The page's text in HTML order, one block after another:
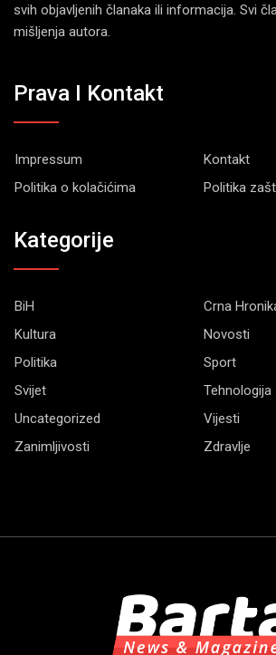
svih objavljenih članaka ili informacija. Svi
mišljenja autora.
Prava I Kontakt
Impressum
Kontakt
Politika o kolačićima
Politika
Kategorije
BiH
Crna
Kultura
Novosti
Politika
Sport
Svijet
Tehnologija
Uncategorized
Vijesti
Zanimljivosti
Zdravlje